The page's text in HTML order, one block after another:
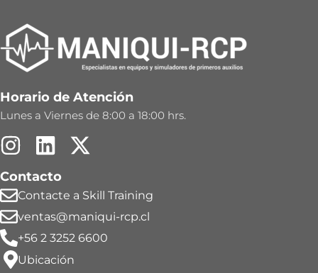
Horario de Atención
Lunes a Viernes de 8:00 a 18:00 hrs.
Contacto
Contacte a Skill Training
ventas@maniqui-rcp.cl
+56 2 3252 6600
Ubicación